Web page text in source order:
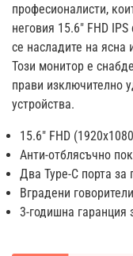
професионалисти,
неговия 15.6" FHD
се насладите на ясна
Този монитор е
прави изключително
устройства.
15.6" FHD
Анти-отблясъчно
Два Type-C порта за
Вградени
3-годишна гаранция